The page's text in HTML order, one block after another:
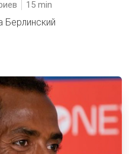
15
Берлинский